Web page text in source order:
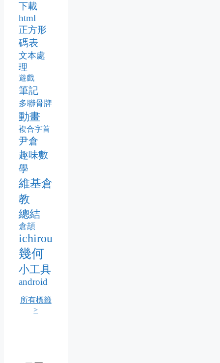
下載
html
正方形
碼表
文本處
理
遊戲
筆記
多聯骨牌
動畫
複合字首
尹倉
趣味數
學
維基倉
教
總結
倉頡
ichirou
幾何
小工具
android
所有標籤
>